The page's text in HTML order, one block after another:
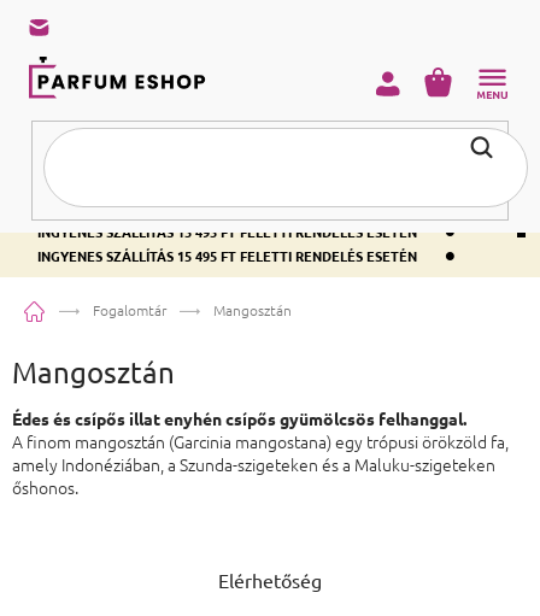
INGYENES SZÁLLÍTÁS 15 495 FT FELETTI RENDELÉS ESETÉN •
INGYENES SZÁLLÍTÁS 15 495 FT FELETTI RENDELÉS ESETÉN •
INGYENES SZÁLLÍTÁS 15 495 FT FELETTI RENDELÉS ESETÉN •
KOSÁR
KezdőlapFogalomtár Mangosztán
Mangosztán
Édes és csípős illat enyhén csípős gyümölcsös felhanggal.
A finom mangosztán (Garcinia mangostana) egy trópusi örökzöld fa,
amely Indonéziában, a Szunda-szigeteken és a Maluku-szigeteken
őshonos.
Elérhetőség